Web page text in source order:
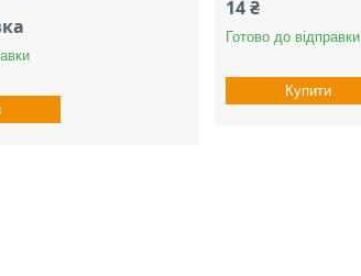
14 ₴
Готово до відправки
Купити